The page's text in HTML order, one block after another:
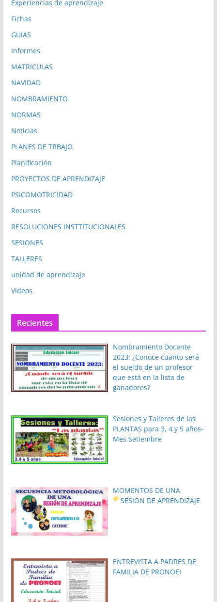
Experiencias de aprendizaje
Fichas
GUIAS
Informes
MATRICULAS
NAVIDAD
NOMBRAMIENTO
NORMAS
Noticias
PLANES DE TRBAJO
Planificación
PROYECTOS DE APRENDIZAJE
PSICOMOTRICIDAD
Recursos
RESOLUCIONES INSTTITUCIONALES
SESIONES
TALLERES
unidad de aprendizaje
Videos
Recientes
Nombramiento Docente
2023: ¿Conoce cuanto será
el sueldo de un profesor
que está en la lista de
ganadores?
Sesiones y Talleres de las
PLANTAS para 3, 4 y 5 años-
Mes Setiembre
MOMENTOS DE UNA
SESION DE APRENDIZAJE
ENTREVISTA A PADRES DE
FAMILIA DE PRONOEI